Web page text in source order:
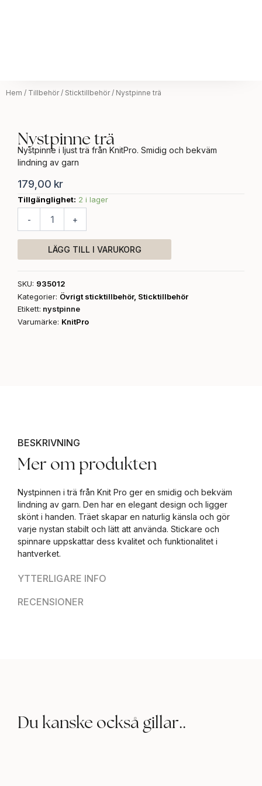
Hem / Tillbehör/ Sticktillbehör/ Nystpinne trä
Nystpinne trä
Nystpinne i ljust trä från KnitPro. Smidig och bekväm
lindning av garn
179,00 kr
Tillgänglighet: 2 i lager
-
Nystpinne
+
LÄGG TILL I VARUKORG
SKU: 935012
Kategorier: Övrigt sticktillbehör, Sticktillbehör
Etikett: nystpinne
Varumärke: KnitPro
BESKRIVNING
YTTERLIGARE INFO
RECENSIONER
Mer om produkten
Nystpinnen i trä från Knit Pro ger en smidig och bekväm
lindning av garn. Den har en elegant design och ligger
skönt i handen. Träet skapar en naturlig känsla och gör
varje nystan stabilt och lätt att använda. Stickare och
spinnare uppskattar dess kvalitet och funktionalitet i
hantverket.
Du kanske också gillar..